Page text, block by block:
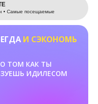
• Самые посещаемые
И СЭКОНОМЬ
ТОМ КАК ТЫ
ИДИЛЕСОМ